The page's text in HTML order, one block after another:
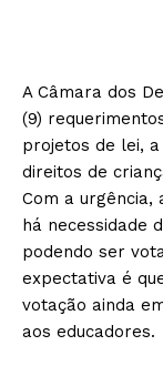
A Câmara dos
(9)
projetos de lei,
direitos de
Com a urgência,
há necessidade
podendo ser
expectativa é
votação ainda
aos educadores.